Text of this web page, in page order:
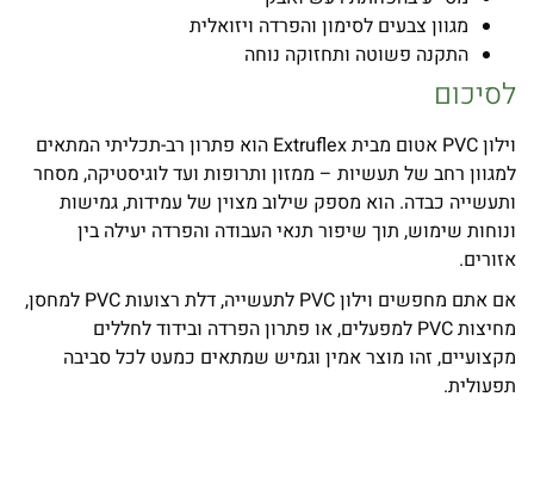
מגוון צבעים לסימון והפרדה ויזואלית
התקנה פשוטה ותחזוקה נוחה
לסיכום
וילון PVC אטום מבית Extruflex הוא פתרון רב-תכליתי המתאים
למגוון רחב של תעשיות – ממזון ותרופות ועד לוגיסטיקה, מסחר
ותעשייה כבדה. הוא מספק שילוב מצוין של עמידות, גמישות
ונוחות שימוש, תוך שיפור תנאי העבודה והפרדה יעילה בין
אזורים.
אם אתם מחפשים וילון PVC לתעשייה, דלת רצועות PVC למחסן,
מחיצות PVC למפעלים, או פתרון הפרדה ובידוד לחללים
מקצועיים, זהו מוצר אמין וגמיש שמתאים כמעט לכל סביבה
תפעולית.